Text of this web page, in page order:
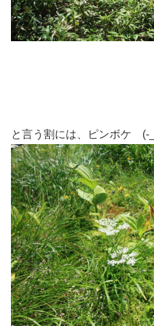
と言う割には、ピンボケ (-